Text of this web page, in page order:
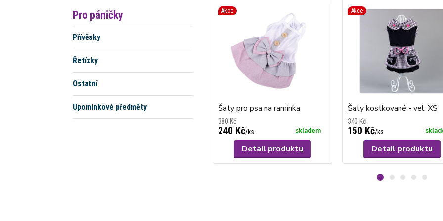
Pro páničky
Přívěsky
Řetízky
Ostatní
Upomínkové předměty
Akce
Šaty pro psa na ramínka
380 Kč
240 Kč/ks skladem
Detail produktu
Akce
Šaty kostkované - vel. XS
340 Kč
150 Kč/ks
Detail produktu